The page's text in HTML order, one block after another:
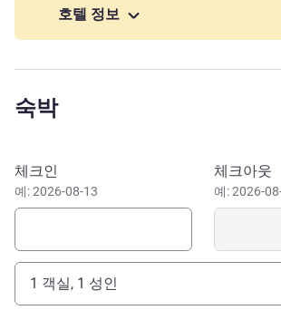
outdoor hammocks.
On Sunday mornings, after a generous
ride.
the Duke of Aumal. To work on your
de l'Isle Adam. The surroundings are full
3 km from Montsoult-Maffliers station,
A1 and N104, and less than 30 minutes
호텔 정보
숙박
이 호텔 예약하기
체크인
예: 2026-08-13
체크아웃
예: 2026-
1 객실, 1 성인